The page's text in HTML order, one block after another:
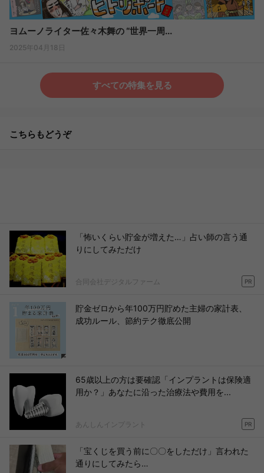
ヨムーノライター佐々木舞の “世界一周...
2025年04月18日
すべての特集を見る
こちらもどうぞ
「怖いくらい貯金が増えた…」占い師の言う通
りにしてみただけ
合同会社デジタルファーム PR
貯金ゼロから年100万円貯めた主婦の家計表、
成功ルール、節約テク徹底公開
65歳以上の方は要確認「インプラントは保険適
用か？」あなたに沿った治療法や費用を...
あんしんインプラント PR
「宝くじを買う前に〇〇をしただけ」言われた
通りにしてみたら…